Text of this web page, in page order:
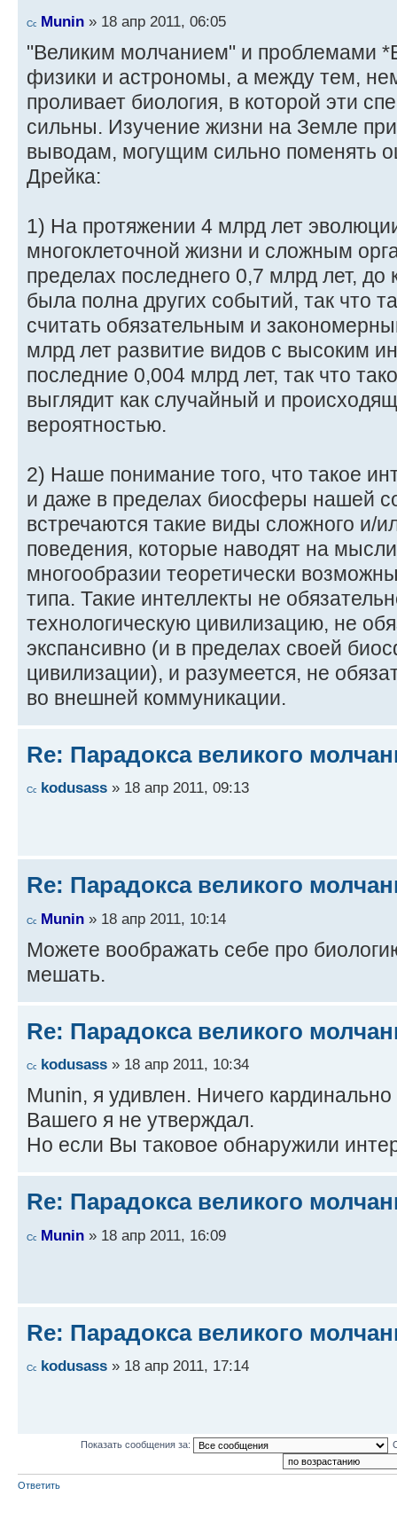
Munin » 18 апр 2011, 06:05
"Великим молчанием" и проблемами
физики и астрономы, а между тем,
проливает биология, в которой эти
сильны. Изучение жизни на Земле
выводам, могущим сильно поменять
Дрейка:
1) На протяжении 4 млрд лет
многоклеточной жизни и сложным
пределах последнего 0,7 млрд лет, до
была полна других событий, так что
считать обязательным и
млрд лет развитие видов с высоким
последние 0,004 млрд лет, так что
выглядит как случайный и
вероятностью.
2) Наше понимание того, что такое
и даже в пределах биосферы нашей
встречаются такие виды сложного и/
поведения, которые наводят на
многообразии теоретически
типа. Такие интеллекты не
технологическую цивилизацию, не
экспансивно (и в пределах своей
цивилизации), и разумеется, не
во внешней коммуникации.
Re: Парадокса великого
kodusass » 18 апр 2011, 09:13
Re: Парадокса великого
Munin » 18 апр 2011, 10:14
Можете воображать себе про
мешать.
Re: Парадокса великого
kodusass » 18 апр 2011, 10:34
Munin, я удивлен. Ничего
Вашего я не утверждал.
Но если Вы таковое обнаружили
Re: Парадокса великого
Munin » 18 апр 2011, 16:09
Re: Парадокса великого
kodusass » 18 апр 2011, 17:14
Показать сообщения за:
Ответить